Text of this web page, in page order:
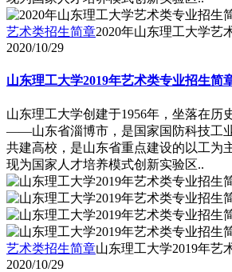
艺术类招生简章2020年山东理工大学艺
2020/10/29
山东理工大学2019年艺术类专业招生简
山东理工大学创建于1956年，坐落在历
――山东省淄博市，是国家国防科技工
共建高校，是山东省重点建设的以工为
现为国家人才培养模式创新实验区..
艺术类招生简章山东理工大学2019年艺
2020/10/29